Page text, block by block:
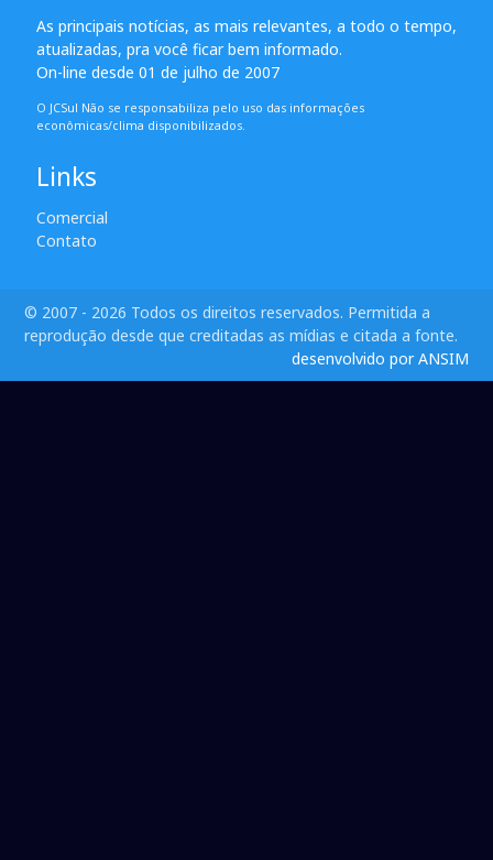
As principais notícias, as mais relevantes, a todo o tempo,
atualizadas, pra você ficar bem informado.
On-line desde 01 de julho de 2007
O JCSul Não se responsabiliza pelo uso das informações
econômicas/clima disponibilizados.
Links
Comercial
Contato
© 2007 - 2026 Todos os direitos reservados. Permitida a
reprodução desde que creditadas as mídias e citada a fonte.
desenvolvido por ANSIM